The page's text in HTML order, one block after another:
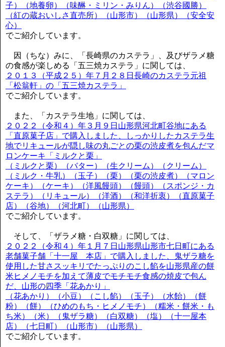
子）（地養卵）（味醂・ミリン・みりん）（渋谷國勝）
（紅の蔵おいしさ直売所）（山形市）（山形県）（安全安
心）
でご紹介しています。
因（ちな）みに、「長崎県のカステラ」、及びザラメ糖
の食感が楽しめる「五三焼カステラ」に関しては、
２０１３（平成２５）年７月２８日長崎のカステラ元祖
「松翁軒」の「五三焼カステラ」
でご紹介しています。
また、「カステラ生地」に関しては、
２０２２（令和４）年３月９日山形県河北町谷地にある
「直原菓子店」で購入しました、しっかりしたカステラ生
地でリキュールが隠し味の丸ごとの栗の渋皮煮を包んだマ
ロンケーキ「ミルクと栗」
（ミルクと栗）（バター）（生クリーム）（クリーム）
（ミルク・牛乳）（玉子）（栗）（栗の渋皮煮）（マロン
ケーキ）（ケーキ）（洋風饅頭）（饅頭）（スポンジ・カ
ステラ）（リキュール）（洋酒）（和洋折衷）（直原菓子
店）（谷地）（河北町）（山形県）
でご紹介しています。
そして、「ザラメ糖・白双糖」に関しては、
２０２２（令和４）年１月７日山形県山形市七日町にある
老舗菓子舗「十一屋 本店」で購入しました、鬼ザラ糖を
使用した甘さスッキリでたっぷりのこし餡を山形県産の餅
米ヒメノモチを加えて薄皮でモチモチ食感の焼皮で包ん
だ、山形の四季「花あかり」
（花あかり）（小豆）（こし餡）（玉子）（水飴）（餅
粉）（餅）（ひめのもち・ヒメノモチ）（糯米・餅米・も
ち米）（米）（鬼ザラ糖）（白双糖）（塩）（十一屋本
店）（七日町）（山形市）（山形県）
でご紹介しています。